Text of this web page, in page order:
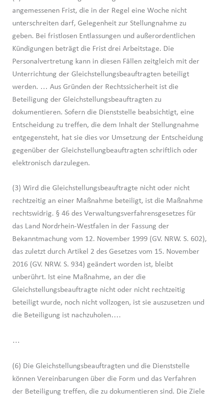
angemessenen Frist, die in der Regel eine Woche nicht
unterschreiten darf, Gelegenheit zur Stellungnahme zu
geben. Bei fristlosen Entlassungen und außerordentlichen
Kündigungen beträgt die Frist drei Arbeitstage. Die
Personalvertretung kann in diesen Fällen zeitgleich mit der
Unterrichtung der Gleichstellungsbeauftragten beteiligt
werden. … Aus Gründen der Rechtssicherheit ist die
Beteiligung der Gleichstellungsbeauftragten zu
dokumentieren. Sofern die Dienststelle beabsichtigt, eine
Entscheidung zu treffen, die dem Inhalt der Stellungnahme
entgegensteht, hat sie dies vor Umsetzung der Entscheidung
gegenüber der Gleichstellungbeauftragten schriftlich oder
elektronisch darzulegen.
(3) Wird die Gleichstellungsbeauftragte nicht oder nicht
rechtzeitig an einer Maßnahme beteiligt, ist die Maßnahme
rechtswidrig. § 46 des Verwaltungsverfahrensgesetzes für
das Land Nordrhein-Westfalen in der Fassung der
Bekanntmachung vom 12. November 1999 (GV. NRW. S. 602),
das zuletzt durch Artikel 2 des Gesetzes vom 15. November
2016 (GV. NRW. S. 934) geändert worden ist, bleibt
unberührt. Ist eine Maßnahme, an der die
Gleichstellungsbeauftragte nicht oder nicht rechtzeitig
beteiligt wurde, noch nicht vollzogen, ist sie auszusetzen und
die Beteiligung ist nachzuholen….
…
(6) Die Gleichstellungsbeauftragten und die Dienststelle
können Vereinbarungen über die Form und das Verfahren
der Beteiligung treffen, die zu dokumentieren sind. Die Ziele